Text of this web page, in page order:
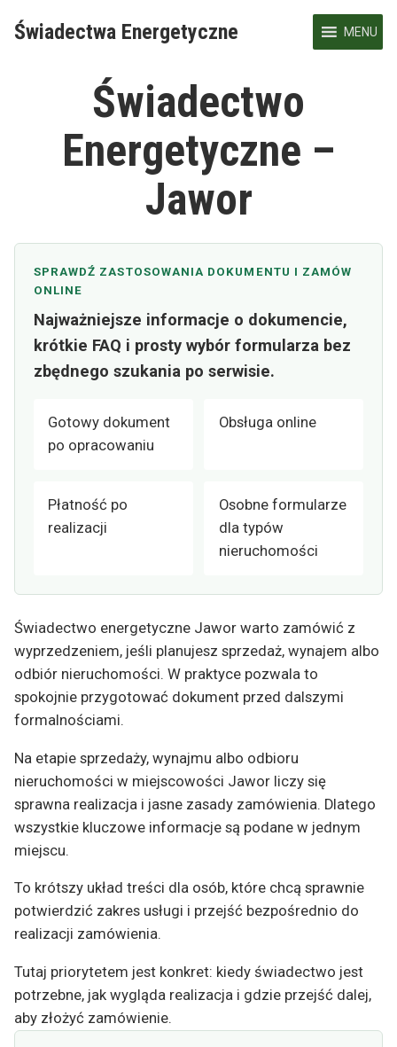
Świadectwa Energetyczne MENU
Świadectwo
Energetyczne –
Jawor
SPRAWDŹ ZASTOSOWANIA DOKUMENTU I ZAMÓW
ONLINE
Najważniejsze informacje o dokumencie,
krótkie FAQ i prosty wybór formularza bez
zbędnego szukania po serwisie.
Gotowy dokument
po opracowaniu
Obsługa online
Płatność po
realizacji
Osobne formularze
dla typów
nieruchomości
Świadectwo energetyczne Jawor warto zamówić z
wyprzedzeniem, jeśli planujesz sprzedaż, wynajem albo
odbiór nieruchomości. W praktyce pozwala to
spokojnie przygotować dokument przed dalszymi
formalnościami.
Na etapie sprzedaży, wynajmu albo odbioru
nieruchomości w miejscowości Jawor liczy się
sprawna realizacja i jasne zasady zamówienia. Dlatego
wszystkie kluczowe informacje są podane w jednym
miejscu.
To krótszy układ treści dla osób, które chcą sprawnie
potwierdzić zakres usługi i przejść bezpośrednio do
realizacji zamówienia.
Tutaj priorytetem jest konkret: kiedy świadectwo jest
potrzebne, jak wygląda realizacja i gdzie przejść dalej,
aby złożyć zamówienie.